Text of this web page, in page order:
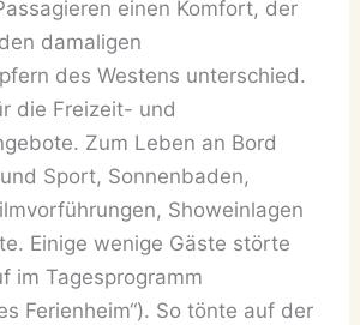
einen Komfort, der
damaligen
des Westens unterschied.
die Freizeit- und
Zum Leben an Bord
Sport, Sonnenbaden,
Showeinlagen
Einige wenige Gäste störte
im Tagesprogramm
Ferienheim“). So tönte auf der